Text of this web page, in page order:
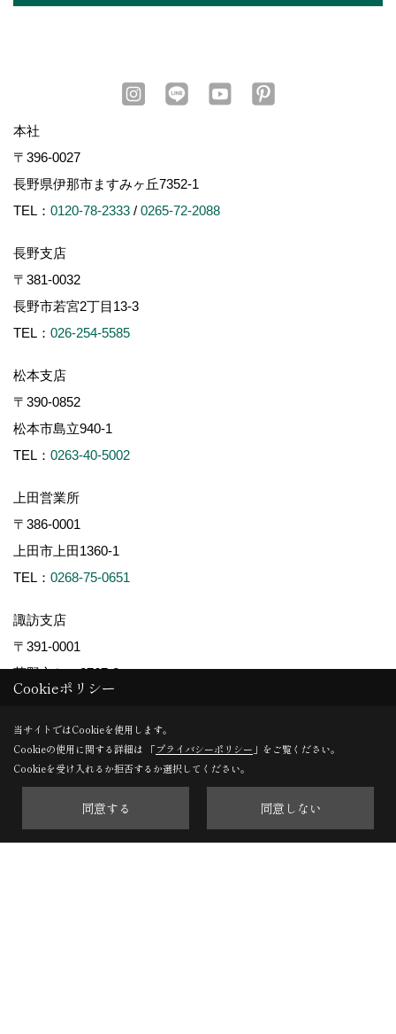
本社
〒396-0027
長野県伊那市ますみヶ丘7352-1
TEL： 0120-78-2333 / 0265-72-2088
長野支店
〒381-0032
長野市若宮2丁目13-3
TEL： 026-254-5585
松本支店
〒390-0852
松本市島立940-1
TEL： 0263-40-5002
上田営業所
〒386-0001
上田市上田1360-1
TEL： 0268-75-0651
諏訪支店
〒391-0001
茅野市ちの2767-2
0266-78-0881
軽井沢支店
〒389-0111
Cookieポリシー
当サイトではCookieを使用します。
Cookieの使用に関する詳細は 「プライバシーポリシー 」をご覧ください。
Cookieを受け入れるか拒否するか選択してください。
同意する 同意しない